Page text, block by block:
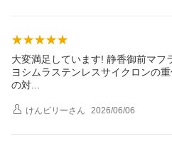
大変満足しています! 静香御前マフ
ヨシムラステンレスサイクロンの
の対
けんビリーさん 2026/06/06